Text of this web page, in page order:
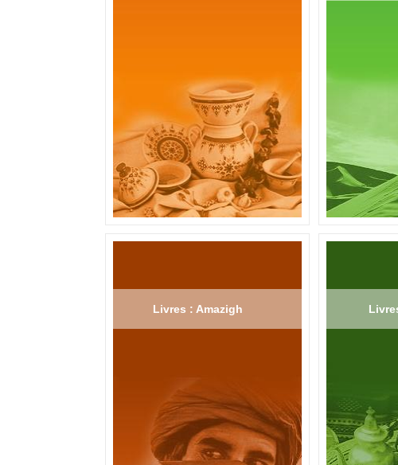
Livres : Amazigh